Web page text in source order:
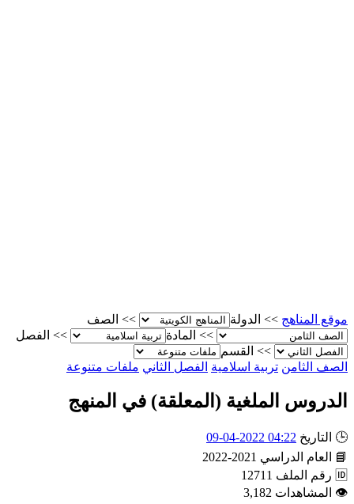
موقع المناهج >> الدولة >>
الصف
>>
المادة >>
الفصل
>>
القسم
الصف الثامن تربية اسلامية الفصل الثاني ملفات متنوعة
الدروس الملغية (المعلقة) في المنهج
🕒 التاريخ 04:22 2022-04-09
📘
العام الدراسي 2021-2022
🆔 رقم الملف 12711
👁
المشاهدات 3,182